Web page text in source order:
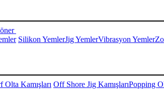
Silikon YemlerJig YemlerVibrasyon Yemler
Olta Kamışları Off Shore Jig KamışlarıPopping